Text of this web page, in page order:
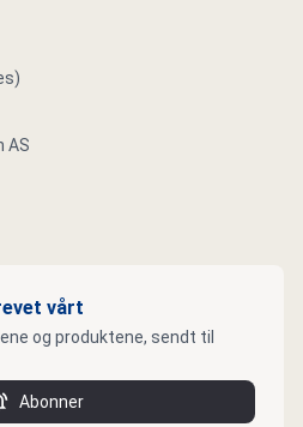
AS
vårt
og produktene, sendt til
Abonner